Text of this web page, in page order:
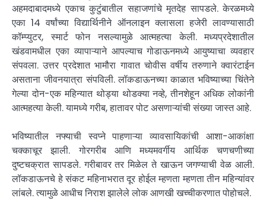
अहमदाबादमध्ये एकाच कुटुंबातील सहाजणांचे मृतदेह सापडले. केरळमध्ये
एका 14 वर्षांच्या विद्यार्थिनीने ऑनलाइन क्लासला हजेरी लावण्यासाठी
कॉम्प्युटर, स्मार्ट फोन नसल्यामुळे आत्महत्या केली. मध्यप्रदेशातील
खंडवामधील एका व्यापाऱ्याने आपल्याच गोडाऊनमध्ये आयुष्याचा व्यवहार
संपवला. उत्तर प्रदेशात भामौरा गावात चोवीस वर्षीय तरुणाने क्वारंटाईन
असताना जीवनयात्रा संपविली. लॉकडाऊनच्या काळात भविष्याच्या चिंतेने
गेल्या दोन-एक महिन्यात थोड्या थोडक्या नव्हे, तीनशेहून अधिक लोकांनी
आत्महत्या केली. यामध्ये गरीब, हातावर पोट असणाऱ्यांची संख्या जास्त आहे.
भविष्यातील नफ्याची स्वप्ने पाहणाऱ्या व्यावसायिकांची आशा-आकांक्षा
चक्काचूर झाली. गोरगरीब आणि मध्यमवर्गीय आर्थिक चणचणीच्या
दुष्टचक्रात सापडले. गरीबावर तर मिळेल ते खाऊन जगण्याची वेळ आली.
लॉकडाऊनचे हे संकट महिनाभरात दूर होईल म्हणता म्हणता तीन महिन्यांवर
लांबले. त्यामुळे आधीच निराश झालेले लोक आणखी खच्चीकरणात पोहोचले.